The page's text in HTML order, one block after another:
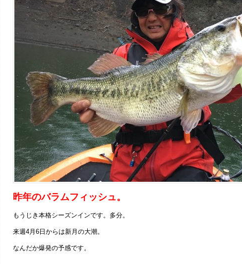
昨年のバラムフィッシュ。
もうじき本格シーズンインです。多分。
来週4月6日からは新月の大潮。
なんだか爆発の予感です。